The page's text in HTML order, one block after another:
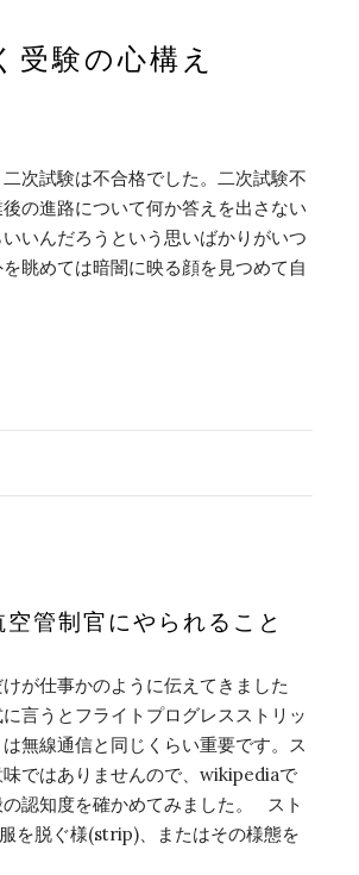
験の心構え
次試験は不合格でした。二次試験不
の進路について何か答えを出さない
いんだろうという思いばかりがいつ
眺めては暗闇に映る顔を見つめて自
管制官にやられること
が仕事かのように伝えてきました
言うとフライトプログレスストリッ
無線通信と同じくらい重要です。ス
味ではありませんので、wikipediaで
認知度を確かめてみました。 スト
を脱ぐ様(strip)、またはその様態を